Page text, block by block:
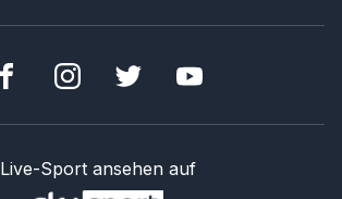
Live-Sport ansehen auf